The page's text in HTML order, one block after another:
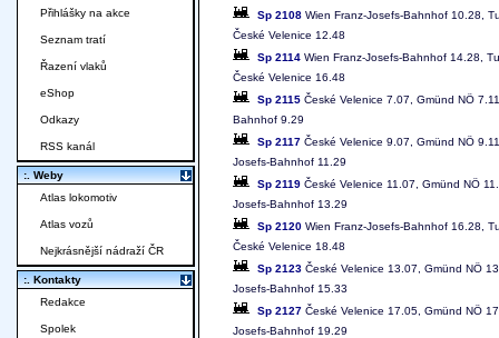
Sp 2108 Wien Franz-Josefs-Bahnhof 10.28,
České Velenice 12.48
Sp 2114 Wien Franz-Josefs-Bahnhof 14.28,
České Velenice 16.48
Sp 2115 České Velenice 7.07, Gmünd NÖ
Bahnhof 9.29
Sp 2117 České Velenice 9.07, Gmünd NÖ
Josefs-Bahnhof 11.29
Sp 2119 České Velenice 11.07, Gmünd NÖ
Josefs-Bahnhof 13.29
Sp 2120 Wien Franz-Josefs-Bahnhof 16.28,
České Velenice 18.48
Sp 2123 České Velenice 13.07, Gmünd NÖ
Josefs-Bahnhof 15.33
Sp 2127 České Velenice 17.05, Gmünd NÖ
Josefs-Bahnhof 19.29
Přihlášky na akce
Seznam tratí
Řazení vlaků
eShop
Odkazy
RSS kanál
:. Weby
Atlas lokomotiv
Atlas vozů
Nejkrásnější nádraží ČR
:. Kontakty
Redakce
Spolek